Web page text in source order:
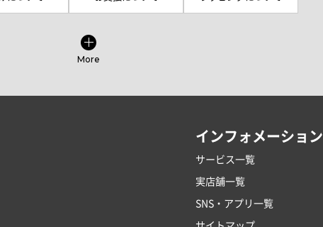
More
インフォメーション
サービス一覧
実店舗一覧
SNS・アプリ一覧